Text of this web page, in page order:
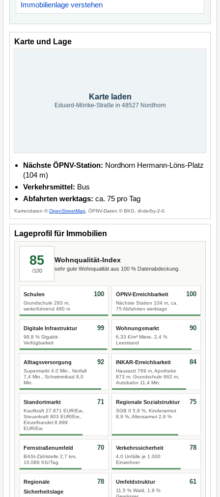
Immobilienlage verstehen
Karte und Lage
Karte laden
Eduard-Mörike-Straße in 48527 Nordhorn
Nächste ÖPNV-Station: Nordhorn Hermann-Löns-Platz
(104 m)
Verkehrsmittel: Bus
Abfahrten werktags: ca. 75 pro Tag
Kartendaten ©OpenStreetMap , ÖPNV-Daten © BKG, dl-de/by-2-0.
Lageprofil für Immobilien
85
/100
Wohnqualität-Index
sehr gute Wohnqualität aus 100 % Datenabdeckung.
Schulen
Grundschule 293 m,
weiterführend 490 m
100 ÖPNV-Erreichbarkeit
Nächste Station 104 m, ca.
75 Abfahrten werktags
100
Digitale Infrastruktur
98,8 % Gigabit-
Verfügbarkeit
99 Wohnungsmarkt
6,33 €/m² Miete, 2,4 %
Leerstand
90
Alltagsversorgung
Supermarkt 4,0 Min., Notfall
7,4 Min., Schwimmbad 8,0
Min.
92 INKAR-Erreichbarkeit
Hausarzt 769 m, Apotheke
873 m, Grundschule 662 m,
Autobahn 11,4 Min.
84
Standortmarkt
Kaufkraft 27.871 EUR/Ew.,
Steuerkraft 903 EUR/Ew.,
Einzelhandel 8.999
EUR/Ew.
71 Regionale Sozialstruktur
SGB II 5,8 %, Kinderarmut
8,9 %, Altersarmut 2,6 %
75
Fernstraßenumfeld
BASt-Zählstelle 2,7 km,
10.086 Kfz/Tag
70 Verkehrssicherheit
4,0 Unfälle je 1.000
Einwohner
78
Regionale
Sicherheitslage
78 Umfeldstruktur
11,5 % Wald, 1,9 %
61